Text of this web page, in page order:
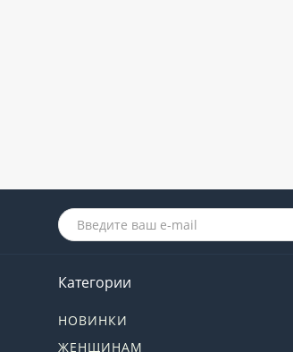
Категории
НОВИНКИ
ЖЕНЩИНАМ